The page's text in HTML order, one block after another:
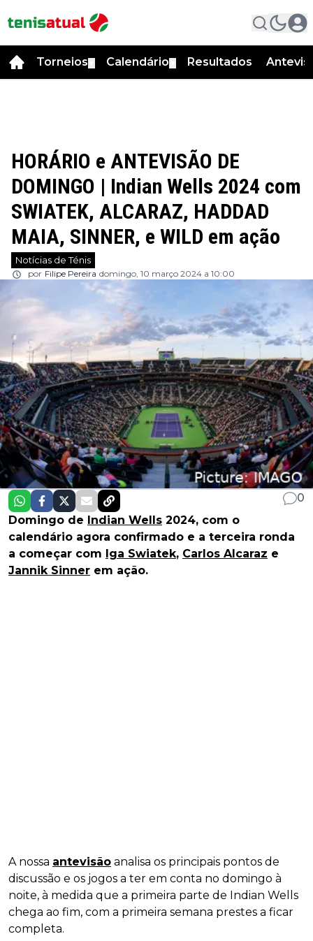
Torneios Calendário Resultados
HORÁRIO e ANTEVISÃO DE
DOMINGO | Indian Wells 2024 com
SWIATEK, ALCARAZ, HADDAD
MAIA, SINNER, e WILD em ação
Notícias de Ténis
por Filipe Pereira domingo, 10 março 2024 a 10:00
0
Domingo de Indian Wells 2024, com o
calendário agora confirmado e a terceira ronda
a começar com Iga Swiatek, Carlos Alcaraz e
Jannik Sinner em ação.
A nossa antevisão analisa os principais pontos de
discussão e os jogos a ter em conta no domingo à
noite, à medida que a primeira parte de Indian Wells
chega ao fim, com a primeira semana prestes a ficar
completa.